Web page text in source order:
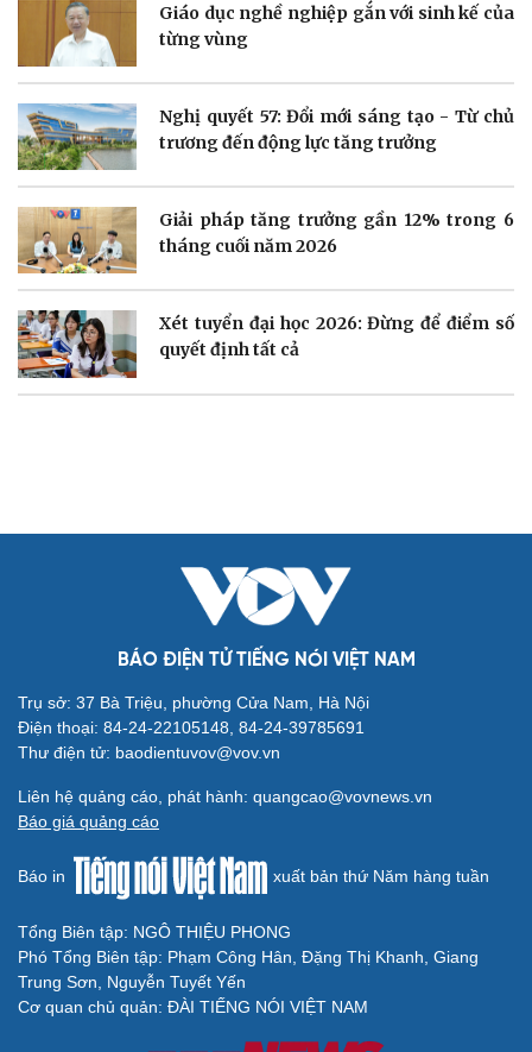
Doanh nghiệp
Thông tin doanh nghiệp
Doanh nghiệp 24h
Doanh nhân
Vì cộng đồng
Công nghệ
Tin Công nghệ
Trải nghiệm
Chuyển đổi số
Sức khỏe
Dinh dưỡng - món ngon
Cây thuốc
Sản phụ khoa
Đời sống
Nhà đẹp
Blog
Sân khấu - Điện ảnh
Văn học
Âm nhạc
Giải trí
Nghệ sĩ
Thời trang
Du lịch
Tư vấn
Săn Tour
check-in
Podcast
Câu chuyện thời sự
Cửa sổ tình yêu
Kể chuyện cho bé
Giáo dục nghề nghiệp gắn với sinh kế của
từng vùng
Nghị quyết 57: Đổi mới sáng tạo - Từ chủ
trương đến động lực tăng trưởng
Giải pháp tăng trưởng gần 12% trong 6
tháng cuối năm 2026
Xét tuyển đại học 2026: Đừng để điểm số
quyết định tất cả
BÁO ĐIỆN TỬ TIẾNG NÓI VIỆT NAM
Trụ sở: 37 Bà Triệu, phường Cửa Nam, Hà Nội
Điện thoại: 84-24-22105148, 84-24-39785691
Thư điện tử: baodientuvov@vov.vn
Liên hệ quảng cáo, phát hành: quangcao@vovnews.vn
Báo giá quảng cáo
Báo in xuất bản thứ Năm hàng tuần
Tổng Biên tập: NGÔ THIỆU PHONG
Phó Tổng Biên tập: Phạm Công Hân, Đặng Thị Khanh, Giang
Trung Sơn, Nguyễn Tuyết Yến
Cơ quan chủ quản: ĐÀI TIẾNG NÓI VIỆT NAM